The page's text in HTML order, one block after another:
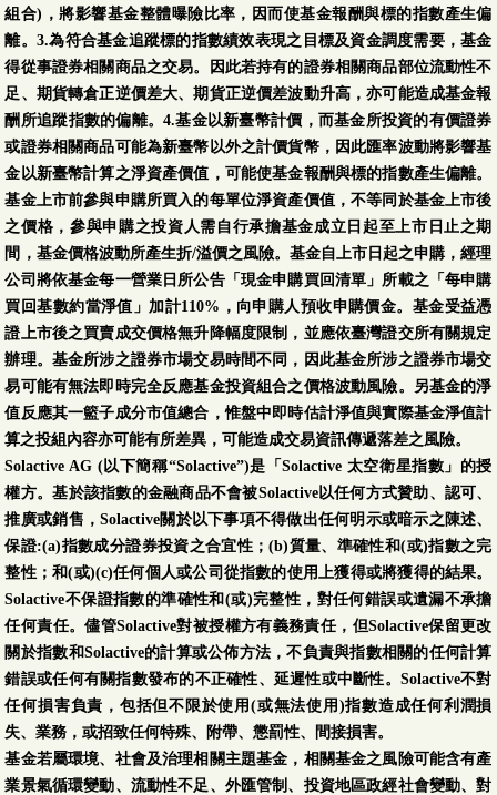
組合)，將影響基金整體曝險比率，因而使基金報酬與標的指數產生偏
離。3.為符合基金追蹤標的指數績效表現之目標及資金調度需要，基金
得從事證券相關商品之交易。因此若持有的證券相關商品部位流動性不
足、期貨轉倉正逆價差大、期貨正逆價差波動升高，亦可能造成基金報
酬所追蹤指數的偏離。4.基金以新臺幣計價，而基金所投資的有價證券
或證券相關商品可能為新臺幣以外之計價貨幣，因此匯率波動將影響基
金以新臺幣計算之淨資產價值，可能使基金報酬與標的指數產生偏離。
基金上市前參與申購所買入的每單位淨資產價值，不等同於基金上市後
之價格，參與申購之投資人需自行承擔基金成立日起至上市日止之期
間，基金價格波動所產生折/溢價之風險。基金自上市日起之申購，經理
公司將依基金每一營業日所公告「現金申購買回清單」所載之「每申購
買回基數約當淨值」加計110%，向申購人預收申購價金。基金受益憑
證上市後之買賣成交價格無升降幅度限制，並應依臺灣證交所有關規定
辦理。基金所涉之證券市場交易時間不同，因此基金所涉之證券市場交
易可能有無法即時完全反應基金投資組合之價格波動風險。另基金的淨
值反應其一籃子成分市值總合，惟盤中即時估計淨值與實際基金淨值計
算之投組內容亦可能有所差異，可能造成交易資訊傳遞落差之風險。
Solactive AG (以下簡稱“Solactive”)是「Solactive 太空衛星指數」的授
權方。基於該指數的金融商品不會被Solactive以任何方式贊助、認可、
推廣或銷售，Solactive關於以下事項不得做出任何明示或暗示之陳述、
保證:(a)指數成分證券投資之合宜性；(b)質量、準確性和(或)指數之完
整性；和(或)(c)任何個人或公司從指數的使用上獲得或將獲得的結果。
Solactive不保證指數的準確性和(或)完整性，對任何錯誤或遺漏不承擔
任何責任。儘管Solactive對被授權方有義務責任，但Solactive保留更改
關於指數和Solactive的計算或公佈方法，不負責與指數相關的任何計算
錯誤或任何有關指數發布的不正確性、延遲性或中斷性。Solactive不對
任何損害負責，包括但不限於使用(或無法使用)指數造成任何利潤損
失、業務，或招致任何特殊、附帶、懲罰性、間接損害。
基金若屬環境、社會及治理相關主題基金，相關基金之風險可能含有產
業景氣循環變動、流動性不足、外匯管制、投資地區政經社會變動、對